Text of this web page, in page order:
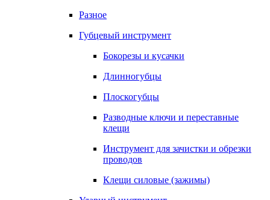
Разное
Губцевый инструмент
Бокорезы и кусачки
Длинногубцы
Плоскогубцы
Разводные ключи и переставные
клещи
Инструмент для зачистки и обрезки
проводов
Клещи силовые (зажимы)